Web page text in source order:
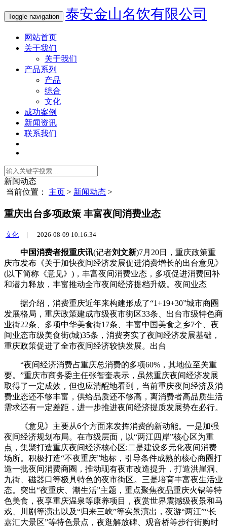
Toggle navigation 泰安金山名饮有限公司
网站首页
关于我们
关于我们
产品系列
产品
综合
文化
成功案例
新闻资讯
联系我们
新闻动态
当前位置： 主页 > 新闻动态 >
重庆出台多项政策 丰富夜间消费业态
文化 | 2026-08-09 10:16:34
中国消费者报重庆讯(记者刘文新)7月20日，重庆政策重
庆市发布《关于加快夜间经济发展促进消费增长的出台意见》
(以下简称《意见》)，丰富夜间消费业态，多项促进消费回补
和潜力释放，丰富推动全市夜间经济提档升级。夜间业态
据介绍，消费重庆近年来构建形成了“1+19+30”城市商圈
发展格局，重庆政策建成市级夜市街区33条、出台市级特色商
业街22条、多项中华美食街17条、丰富中国美食之乡7个、夜
间业态市级美食街(城)35条，消费夯实了夜间经济发展基础，
重庆政策促进了全市夜间经济较快发展。出台
“夜间经济消费占重庆总消费的多项60%，其地位至关重
要。”重庆市商务委主任张智奎表示，虽然重庆夜间经济发展
取得了一定成效，但也应清醒地看到，当前重庆夜间经济及消
费业态还不够丰富，供给品质还不够高，离消费者高品质生活
需求还有一定差距，进一步推进夜间经济提质发展势在必行。
《意见》主要从6个方面来发挥消费的新动能。一是加强
夜间经济规划布局。在市级层面，以“两江四岸”核心区为重
点，集聚打造重庆夜间经济核心区;二是建设多元化夜间消费
场所。积极打造“不夜重庆”地标，引导条件成熟的核心商圈打
造一批夜间消费商圈，推动现有夜市改造提升，打造洪崖洞、
九街、磁器口等极具特色的夜市街区。三是培育丰富夜生活业
态。突出“夜重庆、潮生活”主题，重点聚焦夜品重庆火锅等特
色美食，夜享重庆温泉等康养项目，夜赏世界震撼级夜景和马
戏、川剧等演出以及“归来三峡”等实景演出，夜游“两江”“长
嘉汇大景区”等特色景点，夜逛解放碑、观音桥等步行街购时